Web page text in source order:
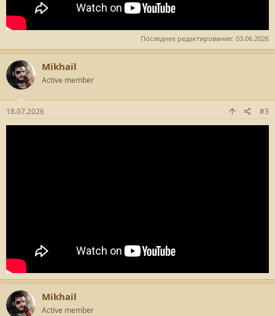
Последнее редактирование: 03.06.2026
Mikhail
Active member
18.07.2026 #3
Mikhail
Active member